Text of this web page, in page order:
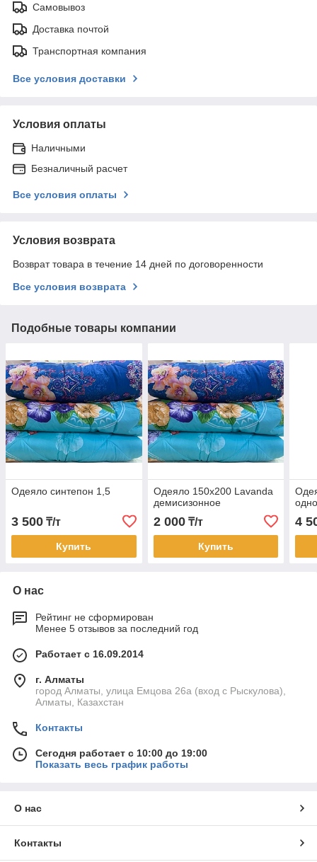
Самовывоз
Доставка почтой
Транспортная компания
Все условия доставки
Условия оплаты
Наличными
Безналичный расчет
Все условия оплаты
Условия возврата
Возврат товара в течение 14 дней по договоренности
Все условия возврата
Подобные товары компании
Одеяло синтепон 1,5
3 500 ₸/т
Купить
Одеяло 150х200 Lavanda
демисизонное
2 000₸/т
Купить
4
О нас
Рейтинг не сформирован
Менее 5 отзывов за последний год
Работает с 16.09.2014
г. Алматы
город Алматы, улица Емцова 26а (вход с Рыскулова),
Алматы, Казахстан
Контакты
Сегодня работает с 10:00 до 19:00
Показать весь график работы
О нас
Контакты